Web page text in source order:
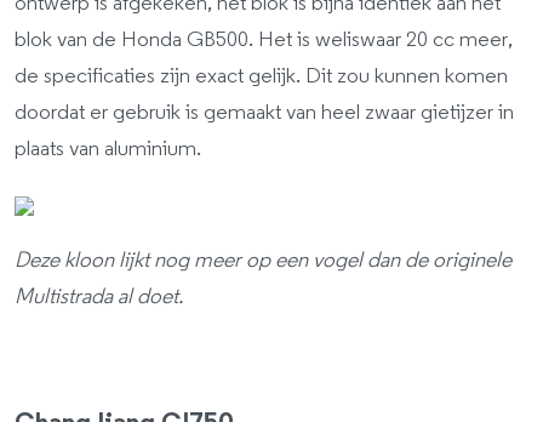
blok van de Honda GB500. Het is weliswaar 20 cc meer,
de specificaties zijn exact gelijk. Dit zou kunnen komen
doordat er gebruik is gemaakt van heel zwaar gietijzer in
plaats van aluminium.
Deze kloon lijkt nog meer op een vogel dan de originele
Multistrada al doet.